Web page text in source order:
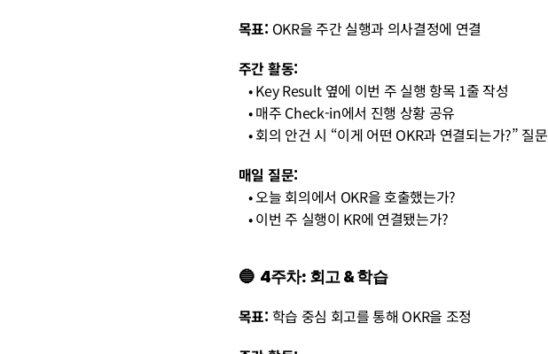
목표: OKR을 주간 실행과 의사결정에 연결
주간 활동:
   • Key Result 옆에 이번 주 실행 항목 1줄 작성
   • 매주 Check-in에서 진행 상황 공유
   • 회의 안건 시 “이게 어떤 OKR과 연결되는가?” 질문
매일 질문:
   • 오늘 회의에서 OKR을 호출했는가?
   • 이번 주 실행이 KR에 연결됐는가?
🔵  4주차: 회고 & 학습
목표: 학습 중심 회고를 통해 OKR을 조정